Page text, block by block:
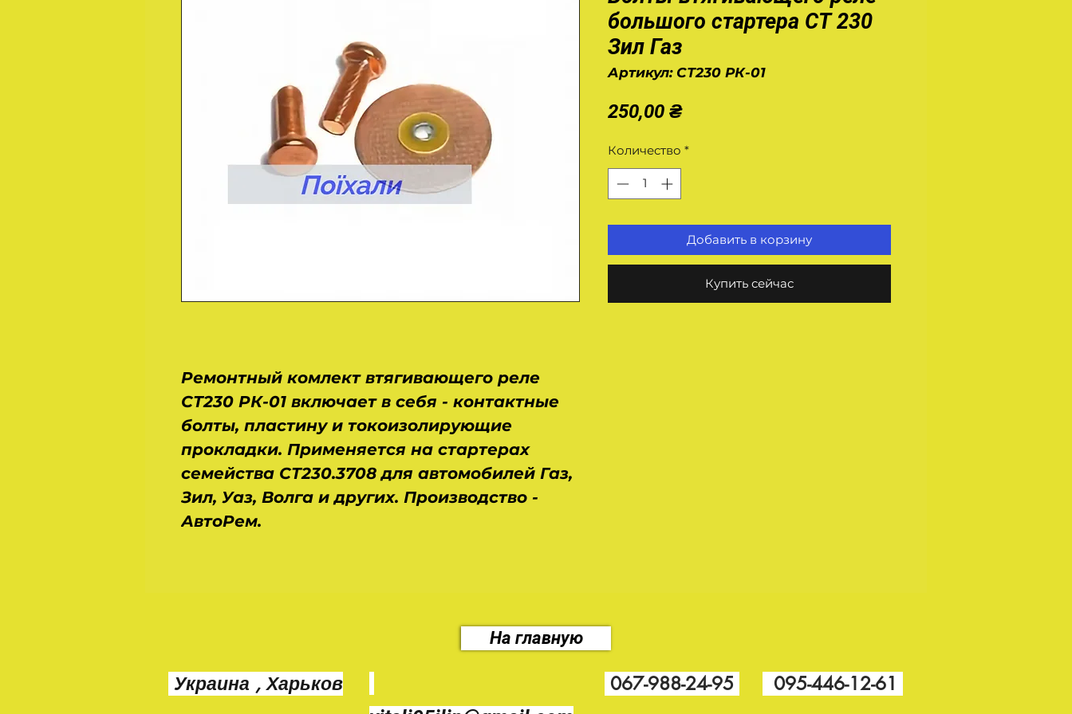
Ремонтный комлект втягивающего реле
СТ230 РК-01 включает в себя - контактные
болты, пластину и токоизолирующие
прокладки. Применяется на стартерах
семейства СТ230.3708 для автомобилей Газ,
Зил, Уаз, Волга и других. Производство -
АвтоРем.
большого стартера СТ 230
Зил Газ
Артикул: СТ230 РК-01
250,00 ₴Цена
Количество *
Добавить в корзину
Купить сейчас
На главную
Украина , Харьков 067-988-24-95 095-446-12-61